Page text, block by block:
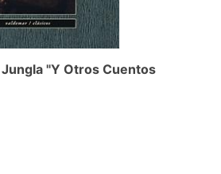
Jungla "Y Otros Cuentos